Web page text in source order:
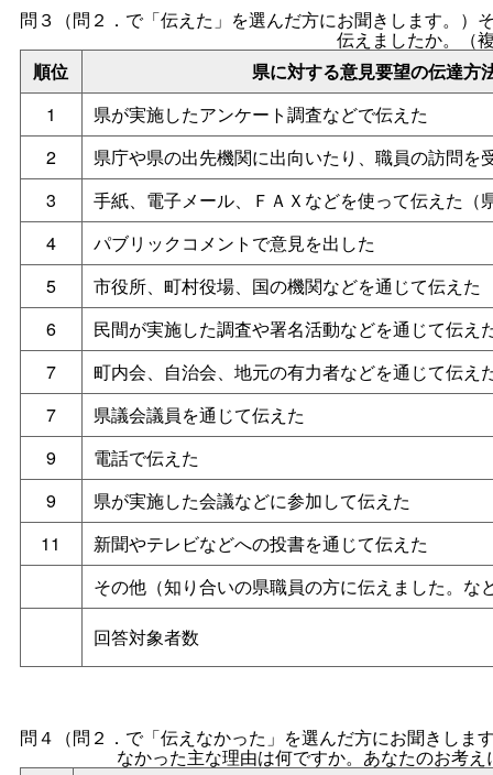
問３（問２．で「伝えた」を選んだ方にお聞きします。）
伝えましたか。（
順位
県に対する意見要望の伝達方
1
県が実施したアンケート調査などで伝えた
2
県庁や県の出先機関に出向いたり、職員の訪問を
3
手紙、電子メール、ＦＡＸなどを使って伝えた（
4
パブリックコメントで意見を出した
5
市役所、町村役場、国の機関などを通じて伝えた
6
民間が実施した調査や署名活動などを通じて伝え
7
町内会、自治会、地元の有力者などを通じて伝え
7
県議会議員を通じて伝えた
9
電話で伝えた
9
県が実施した会議などに参加して伝えた
11
新聞やテレビなどへの投書を通じて伝えた
その他（知り合いの県職員の方に伝えました。な
回答対象者数
問４（問２．で「伝えなかった」を選んだ方にお聞きしま
なかった主な理由は何ですか。あなたのお考